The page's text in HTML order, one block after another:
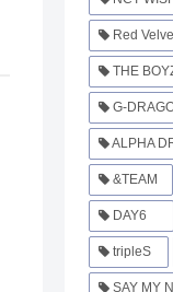
Red
THE
G-
ALPHA
&TEAM
DAY6
tripleS
SAY MY